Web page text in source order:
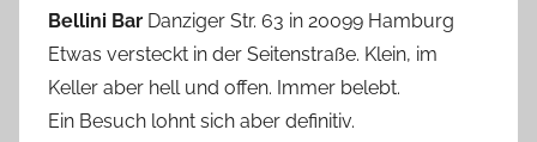
Bellini Bar Danziger Str. 63 in 20099 Hamburg
Etwas versteckt in der Seitenstraße. Klein, im
Keller aber hell und offen. Immer belebt.
Ein Besuch lohnt sich aber definitiv.